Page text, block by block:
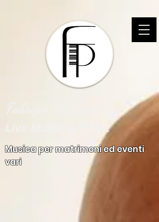
Musica per matrimoni ed eventi
vari
Live Music & Dj Set